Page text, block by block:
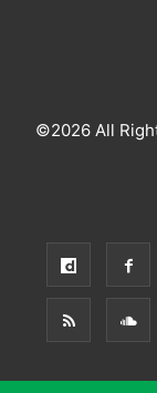
©2026 All